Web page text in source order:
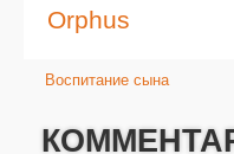
Воспитание сына